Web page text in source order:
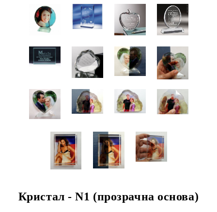
Кристал - N1 (прозрачна основа)